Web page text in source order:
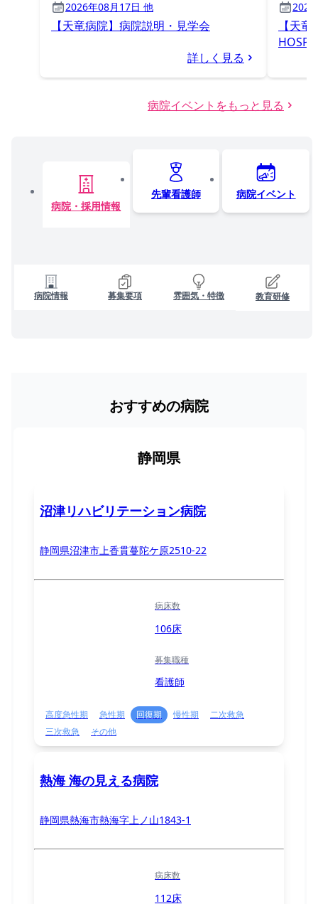
2026年08月17日 他
【天竜病院】病院説明・見学会
詳しく見る
2026
【天
病院イベントをもっと見る
病院・採用情報
先輩看護師 病院イベント
病院情報 募集要項 雰囲気・特徴 教育研修
おすすめの病院
静岡県
沼津リハビリテーション病院
静岡県沼津市上香貫蔓陀ケ原2510-22
病床数
106床
募集職種
看護師
高度急性期 急性期 回復期 慢性期
二次救急
三次救急
その他
熱海 海の見える病院
静岡県熱海市熱海字上ノ山1843-1
病床数
112床